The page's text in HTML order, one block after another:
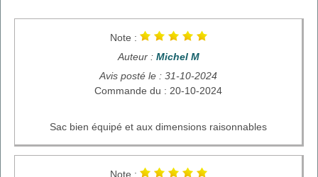
Note :
Auteur : Michel M
Avis posté le : 31-10-2024
Commande du : 20-10-2024
Sac bien équipé et aux dimensions raisonnables
Note :